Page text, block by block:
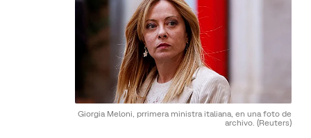
Giorgia Meloni, prrimera ministra italiana, en una foto de
archivo. (Reuters)